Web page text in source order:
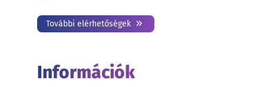
További elérhetőségek
Információk